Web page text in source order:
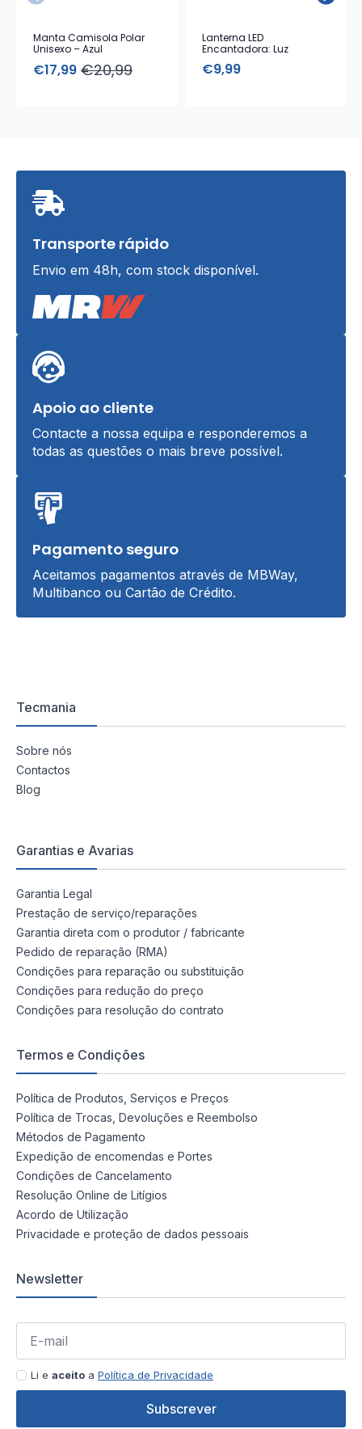
Manta Camisola Polar
Unisexo – Azul
€20,99
O
€17,99
O
Lanterna LED
Encantadora: Luz
Elegante
€9,99
Transporte rápido
Envio em 48h, com stock disponível.
Apoio ao cliente
Contacte a nossa equipa e responderemos a
todas as questões o mais breve possível.
Pagamento seguro
Aceitamos pagamentos através de MBWay,
Multibanco ou Cartão de Crédito.
Tecmania
Sobre nós
Contactos
Blog
Garantias e Avarias
Garantia Legal
Prestação de serviço/reparações
Garantia direta com o produtor / fabricante
Pedido de reparação (RMA)
Condições para reparação ou substituição
Condições para redução do preço
Condições para resolução do contrato
Termos e Condições
Política de Produtos, Serviços e Preços
Política de Trocas, Devoluções e Reembolso
Métodos de Pagamento
Expedição de encomendas e Portes
Condições de Cancelamento
Resolução Online de Litígios
Acordo de Utilização
Privacidade e proteção de dados pessoais
Newsletter
Li e aceito a Política de Privacidade
Subscrever